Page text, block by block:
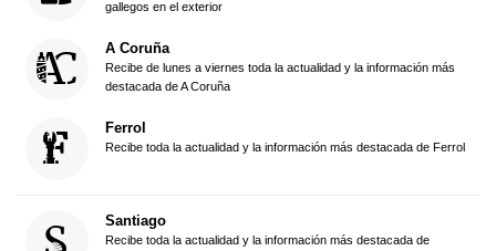
gallegos en el exterior
A Coruña
Recibe de lunes a viernes toda la actualidad y la información más
destacada de A Coruña
Ferrol
Recibe toda la actualidad y la información más destacada de Ferrol
Santiago
Recibe toda la actualidad y la información más destacada de